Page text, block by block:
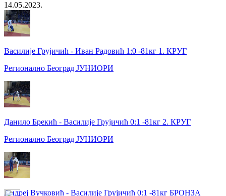
14.05.2023.
Василије Грујичић - Иван Радовић 1:0 -81кг 1. КРУГ
Регионално Београд ЈУНИОРИ
Данило Брекић - Василије Грујичић 0:1 -81кг 2. КРУГ
Регионално Београд ЈУНИОРИ
Андреј Вучковић - Василије Грујичић 0:1 -81кг БРОНЗА